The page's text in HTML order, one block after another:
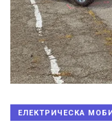
ЕЛЕКТРИЧЕСКА